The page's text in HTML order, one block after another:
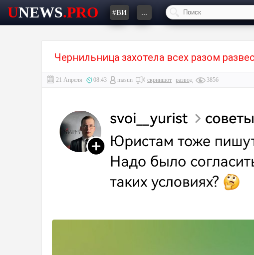
UNEWS.PRO #ВИ ...
Чернильница захотела всех разом
21 Апреля 08:43 masun скриншот развод 3856